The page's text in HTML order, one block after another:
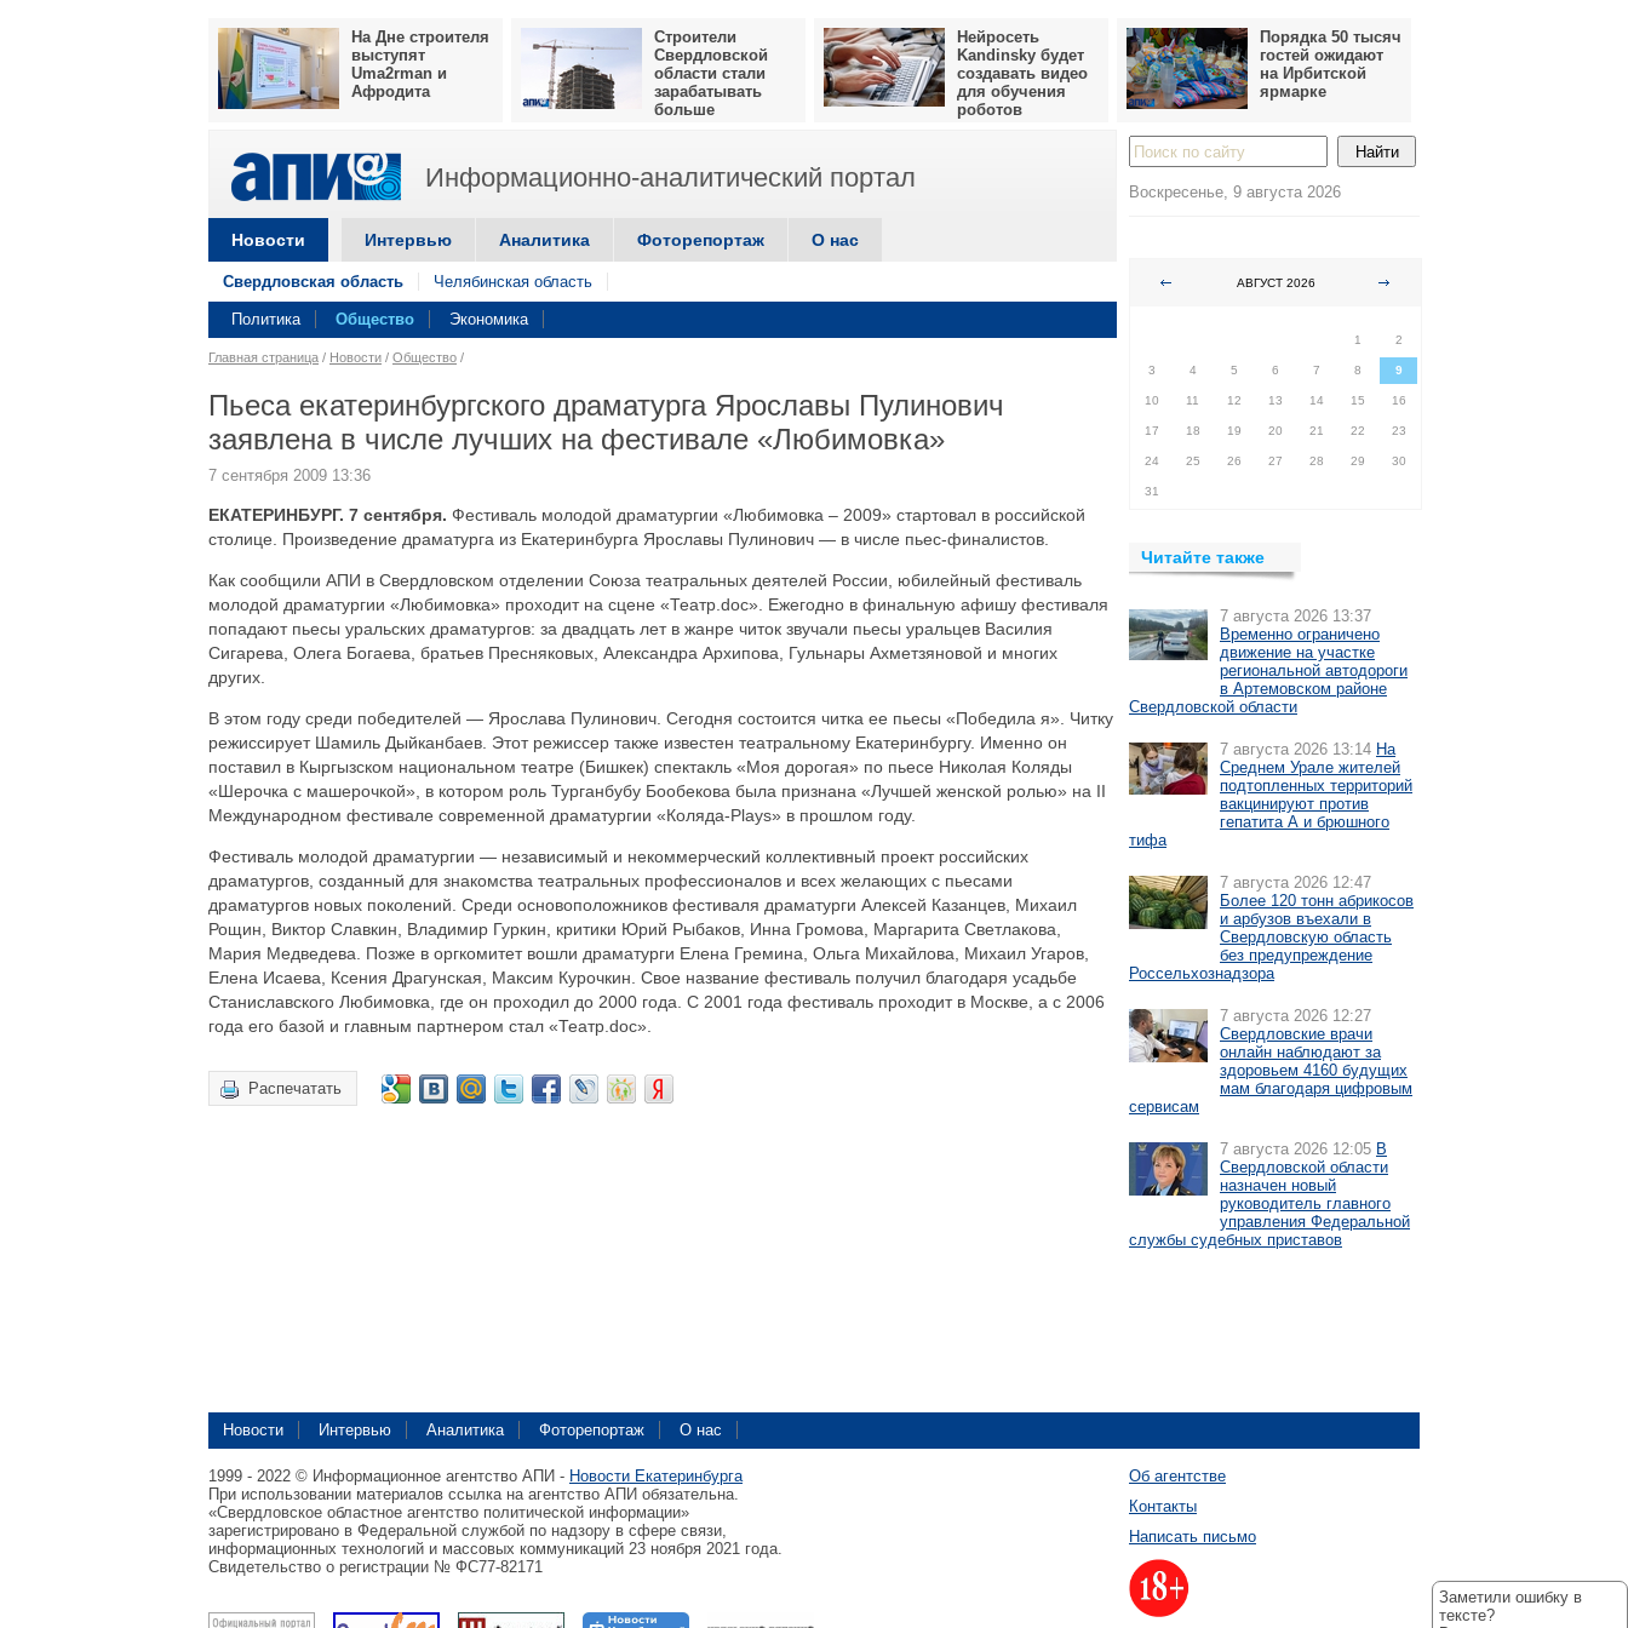
На Дне строителя
выступят
Uma2rman и
Афродита
Строители
Свердловской
области стали
зарабатывать
больше
Нейросеть
Kandinsky будет
создавать видео
для обучения
роботов
Порядка 50 тысяч
гостей ожидают
на Ирбитской
ярмарке
Информационно-аналитический портал
Новости Интервью Аналитика Фоторепортаж О нас
Свердловская область Челябинская область
Политика Общество Экономика
Главная страница / Новости / Общество /
Пьеса екатеринбургского драматурга Ярославы Пулинович
заявлена в числе лучших на фестивале «Любимовка»
7 сентября 2009 13:36
ЕКАТЕРИНБУРГ. 7 сентября. Фестиваль молодой драматургии «Любимовка – 2009» стартовал в российской
столице. Произведение драматурга из Екатеринбурга Ярославы Пулинович — в числе пьес-финалистов.
Как сообщили АПИ в Свердловском отделении Союза театральных деятелей России, юбилейный фестиваль
молодой драматургии «Любимовка» проходит на сцене «Театр.doc». Ежегодно в финальную афишу фестиваля
попадают пьесы уральских драматургов: за двадцать лет в жанре читок звучали пьесы уральцев Василия
Сигарева, Олега Богаева, братьев Пресняковых, Александра Архипова, Гульнары Ахметзяновой и многих
других.
В этом году среди победителей — Ярослава Пулинович. Сегодня состоится читка ее пьесы «Победила я». Читку
режиссирует Шамиль Дыйканбаев. Этот режиссер также известен театральному Екатеринбургу. Именно он
поставил в Кыргызском национальном театре (Бишкек) спектакль «Моя дорогая» по пьесе Николая Коляды
«Шерочка с машерочкой», в котором роль Турганбубу Бообекова была признана «Лучшей женской ролью» на II
Международном фестивале современной драматургии «Коляда-Plays» в прошлом году.
Фестиваль молодой драматургии — независимый и некоммерческий коллективный проект российских
драматургов, созданный для знакомства театральных профессионалов и всех желающих с пьесами
драматургов новых поколений. Среди основоположников фестиваля драматурги Алексей Казанцев, Михаил
Рощин, Виктор Славкин, Владимир Гуркин, критики Юрий Рыбаков, Инна Громова, Маргарита Светлакова,
Мария Медведева. Позже в оргкомитет вошли драматурги Елена Гремина, Ольга Михайлова, Михаил Угаров,
Елена Исаева, Ксения Драгунская, Максим Курочкин. Свое название фестиваль получил благодаря усадьбе
Станиславского Любимовка, где он проходил до 2000 года. С 2001 года фестиваль проходит в Москве, а с 2006
года его базой и главным партнером стал «Театр.doc».
Распечатать
Воскресенье, 9 августа 2026
АВГУСТ 2026
1
2
3 4 5 6 7 8 9
10 11 12 13 14 15 16
17 18 19 20 21 22 23
24 25 26 27 28 29 30
31
Читайте также
7 августа 2026 13:37
Временно ограничено
движение на участке
региональной автодороги
в Артемовском районе
Свердловской области
7 августа 2026 13:14 На
Среднем Урале жителей
подтопленных территорий
вакцинируют против
гепатита А и брюшного
тифа
7 августа 2026 12:47
Более 120 тонн абрикосов
и арбузов въехали в
Свердловскую область
без предупреждение
Россельхознадзора
7 августа 2026 12:27
Свердловские врачи
онлайн наблюдают за
здоровьем 4160 будущих
мам благодаря цифровым
сервисам
7 августа 2026 12:05 В
Свердловской области
назначен новый
руководитель главного
управления Федеральной
службы судебных приставов
Новости Интервью Аналитика Фоторепортаж О нас
1999 - 2022 © Информационное агентство АПИ - Новости Екатеринбурга
При использовании материалов ссылка на агентство АПИ обязательна.
«Свердловское областное агентство политической информации»
зарегистрировано в Федеральной службой по надзору в сфере связи,
информационных технологий и массовых коммуникаций 23 ноября 2021 года.
Свидетельство о регистрации № ФС77-82171
Об агентстве
Контакты
Написать письмо
Заметили ошибку в
тексте?